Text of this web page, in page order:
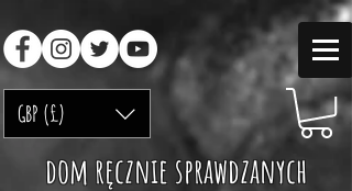
GBP (£)
dom ręcznie sprawdzanych